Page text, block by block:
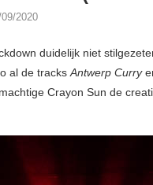
2020
duidelijk niet
al de tracksAntwerp Curry
Crayon Sun de